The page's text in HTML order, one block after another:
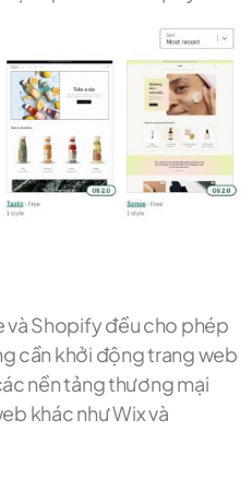
Shopify đều cho phép
cần khởi động trang web
nền tảng thương mại
khác như Wix và